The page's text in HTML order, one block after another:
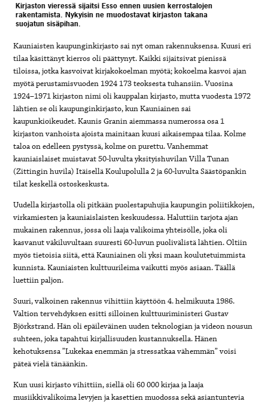
Kirjaston vieressä sijaitsi Esso ennen uusien kerrostalojen
rakentamista. Nykyisin ne muodostavat kirjaston takana
suojatun sisäpihan.
Kauniaisten kaupunginkirjasto sai nyt oman rakennuksensa. Kuusi eri
tilaa käsittänyt kierros oli päättynyt. Kaikki sijaitsivat pienissä
tiloissa, jotka kasvoivat kirjakokoelman myötä; kokoelma kasvoi ajan
myötä perustamisvuoden 1924 173 teoksesta tuhansiin. Vuosina
1924–1971 kirjaston nimi oli kauppalan kirjasto, mutta vuodesta 1972
lähtien se oli kaupunginkirjasto, kun Kauniainen sai
kaupunkioikeudet. Kaunis Granin aiemmassa numerossa osa 1
kirjaston vanhoista ajoista mainitaan kuusi aikaisempaa tilaa. Kolme
taloa on edelleen pystyssä, kolme on purettu. Vanhemmat
kauniaislaiset muistavat 50-luvulta yksityishuvilan Villa Tunan
(Zittingin huvila) Itäisellä Koulupolulla 2 ja 60-luvulta Säästöpankin
tilat keskellä ostoskeskusta.
Uudella kirjastolla oli pitkään puolestapuhujia kaupungin poliitikkojen,
virkamiesten ja kauniaislaisten keskuudessa. Haluttiin tarjota ajan
mukainen rakennus, jossa oli laaja valikoima yhteisölle, joka oli
kasvanut väkiluvultaan suuresti 60-luvun puolivälistä lähtien. Oltiin
myös tietoisia siitä, että Kauniainen oli yksi maan koulutetuimmista
kunnista. Kauniaisten kulttuurileima vaikutti myös asiaan. Täällä
luettiin paljon.
Suuri, valkoinen rakennus vihittiin käyttöön 4. helmikuuta 1986.
Valtion tervehdyksen esitti silloinen kulttuuriministeri Gustav
Björkstrand. Hän oli epäileväinen uuden teknologian ja videon nousun
suhteen, joka tapahtui kirjallisuuden kustannuksella. Hänen
kehotuksensa ”Lukekaa enemmän ja stressatkaa vähemmän” voisi
päteä vielä tänäänkin.
Kun uusi kirjasto vihittiin, siellä oli 60 000 kirjaa ja laaja
musiikkivalikoima levyjen ja kasettien muodossa sekä asiantuntevia